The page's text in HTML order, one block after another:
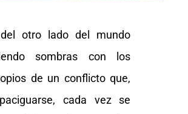
otro lado del mundo
sombras con los
de un conflicto que,
cada vez se